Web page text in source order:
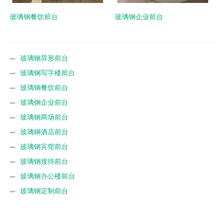
玻璃钢餐饮前台 玻璃钢企业前台
玻璃钢异形前台
玻璃钢写字楼前台
玻璃钢餐饮前台
玻璃钢企业前台
玻璃钢商场前台
玻璃钢酒店前台
玻璃钢宾馆前台
玻璃钢接待前台
玻璃钢办公楼前台
玻璃钢定制前台